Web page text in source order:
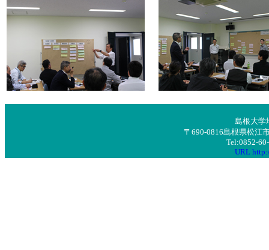
島根大学
〒690-0816島根県松江
Tel:0852-
URL